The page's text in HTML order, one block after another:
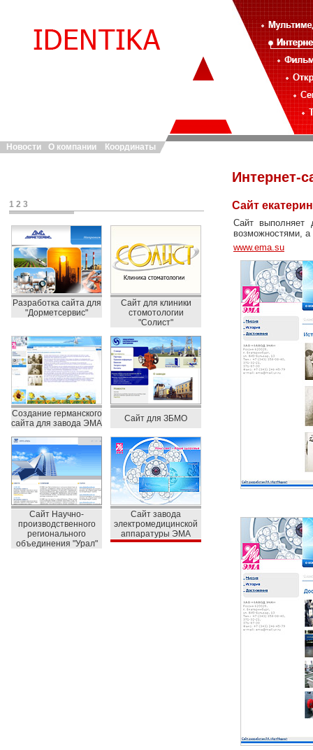
Новости О компании Координаты
Интернет-
1 2 3 Сайт
Разработка сайта для
"Дорметсервис"
Сайт для клиники
стомотологии
"Солист"
Создание германского
сайта для завода ЭМА
Сайт для ЗБМО
Сайт Научно-
производственного
регионального
объединения "Урал"
Сайт завода
электромедицинской
аппаратуры ЭМА
Сайт выполняет
возможностями,
www.ema.su